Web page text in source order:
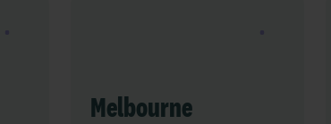
Melbourne